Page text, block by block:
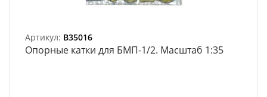
Артикул: B35016
Опорные катки для БМП-1/2. Масштаб 1:35